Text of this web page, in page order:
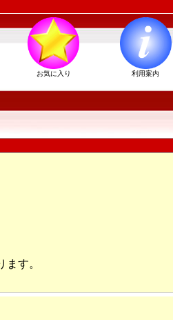
お気に入り 利用案内
す。